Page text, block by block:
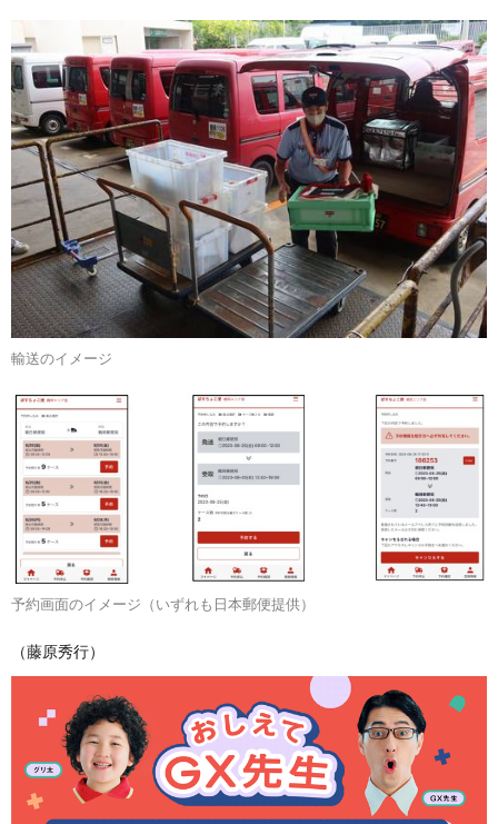
輸送のイメージ
予約画面のイメージ（いずれも日本郵便提供）
（藤原秀行）